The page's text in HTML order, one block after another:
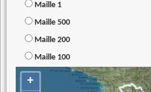
Maille 1
Maille 500
Maille 200
Maille 100
+